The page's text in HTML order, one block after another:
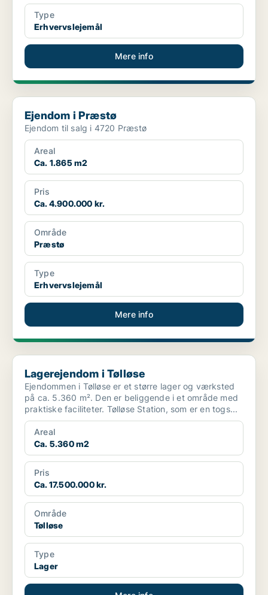
Type
Erhvervslejemål
Mere info
Ejendom i Præstø
Ejendom i Præstø
Ejendom til salg i 4720 Præstø
Areal
Ca. 1.865 m2
Pris
Ca. 4.900.000 kr.
Område
Præstø
Type
Erhvervslejemål
Mere info
Lagerejendom i Tølløse
Lagerejendom i Tølløse
Ejendommen i Tølløse er et større lager og værksted
på ca. 5.360 m². Den er beliggende i et område med
praktiske faciliteter. Tølløse Station, som er en togs...
Areal
Ca. 5.360 m2
Pris
Ca. 17.500.000 kr.
Område
Tølløse
Type
Lager